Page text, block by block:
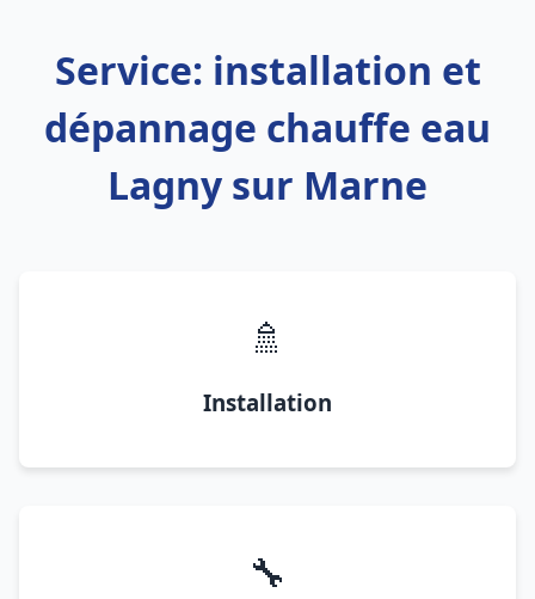
Service: installation et
dépannage chauffe eau
Lagny sur Marne
🚿
Installation
🔧